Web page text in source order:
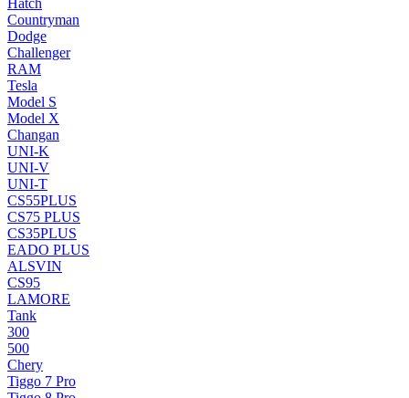
Hatch
Countryman
Dodge
Challenger
RAM
Tesla
Model S
Model X
Changan
UNI-K
UNI-V
UNI-T
CS55PLUS
CS75 PLUS
CS35PLUS
EADO PLUS
ALSVIN
CS95
LAMORE
Tank
300
500
Chery
Tiggo 7 Pro